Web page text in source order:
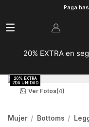
Paga
20% EXTRA en
Ver Fotos(4)
Mujer Bottoms